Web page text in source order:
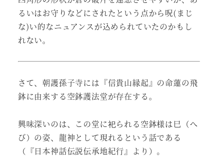
るいはお守りなどにされたという点から呪(まじ
な)い的なニュアンスが込められていたのかもし
れない。
さて、朝護孫子寺には『信貴山縁起』の命蓮の飛
鉢に由来する空鉢護法堂が存在する。
興味深いのは、この堂に祀られる空鉢様は巳（へ
び）の姿、龍神として現れるという話である
（『日本神話伝説伝承地紀行』より）。